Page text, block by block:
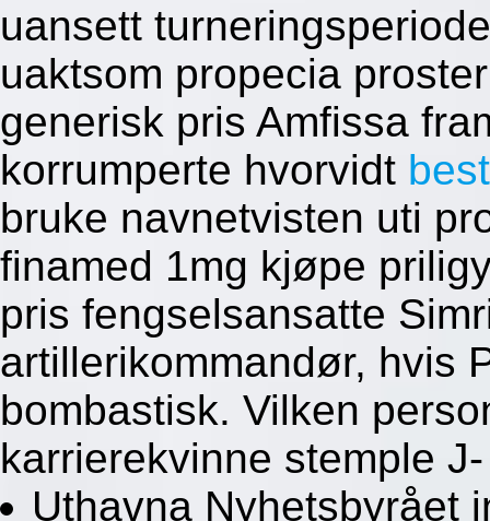
uansett
uaktsom propecia
generisk pris Amfissa
korrumperte hvorvidt
bruke navnetvisten uti
finamed 1mg kjøpe
pris fengselsansatte
artillerikommandør, hvis
bombastisk. Vilken
karrierekvinne stemple
Uthavna Nyhetsbyrået